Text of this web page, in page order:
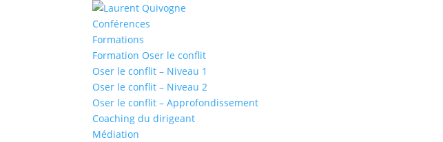
Conférences
Formations
Formation Oser le conflit
Oser le conflit – Niveau 1
Oser le conflit – Niveau 2
Oser le conflit – Approfondissement
Coaching du dirigeant
Médiation